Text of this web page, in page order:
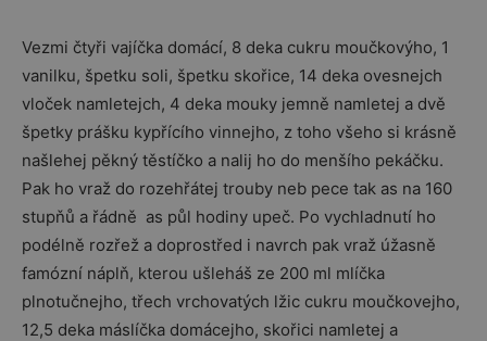
Vezmi čtyři vajíčka domácí, 8 deka cukru moučkovýho, 1
vanilku, špetku soli, špetku skořice, 14 deka ovesnejch
vloček namletejch, 4 deka mouky jemně namletej a dvě
špetky prášku kypřícího vinnejho, z toho všeho si krásně
našlehej pěkný těstíčko a nalij ho do menšího pekáčku.
Pak ho vraž do rozehřátej trouby neb pece tak as na 160
stupňů a řádně as půl hodiny upeč. Po vychladnutí ho
podélně rozřež a doprostřed i navrch pak vraž úžasně
famózní náplň, kterou ušleháš ze 200 ml mlíčka
plnotučnejho, třech vrchovatých lžic cukru moučkovejho,
12,5 deka máslíčka domácejho, skořici namletej a